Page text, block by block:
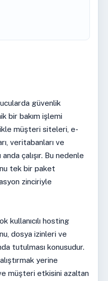
güvenlik
bir bakım işlemi
müşteri siteleri, e-
veritabanları ve
çalışır. Bu nedenle
tek bir paket
zinciriyle
kullanıcılı hosting
dosya izinleri ve
tutulması konusudur.
yerine
müşteri etkisini azaltan